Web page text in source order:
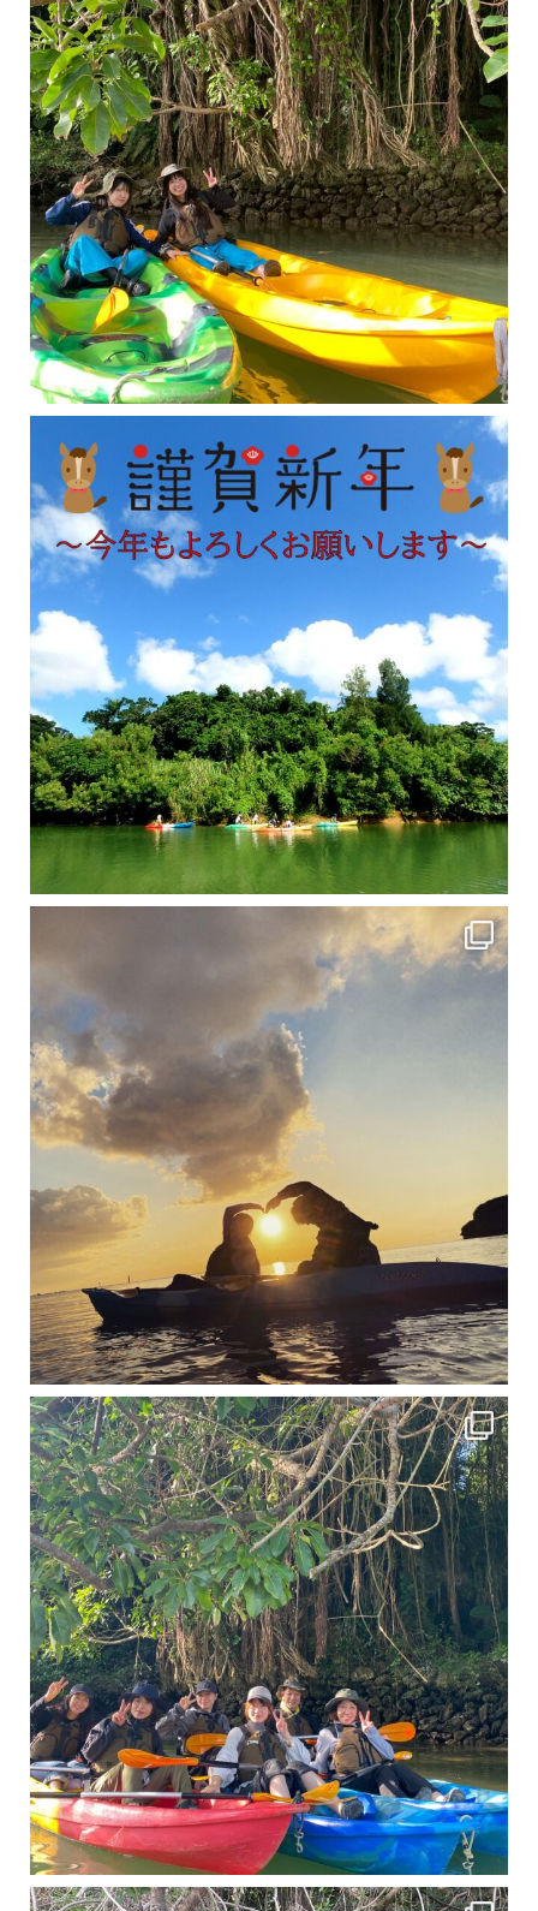
修学旅行シーズンも終わり、一気に冷え込んできました。 2025年今年もあっという間に終
12月に入り、沖縄も流石に半袖では過ごせなくなってきました
ですが、日中はまだ20℃
11月となり沖縄も寒くなってきましたが まだまだ沖縄は半袖です
この時期は、修学旅行